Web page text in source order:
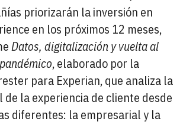
priorizarán la inversión en
en los próximos 12 meses,
Datos, digitalización y vuelta al
, elaborado por la
para Experian, que analiza la
de la experiencia de cliente desde
diferentes: la empresarial y la